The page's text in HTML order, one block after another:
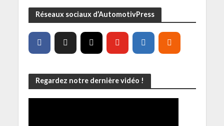
Réseaux sociaux d’AutomotivPress
Regardez notre dernière vidéo !